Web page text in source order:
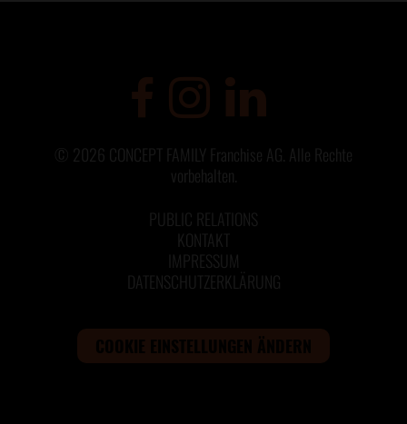
© 2026 CONCEPT FAMILY Franchise AG. Alle Rechte
vorbehalten.
PUBLIC RELATIONS
KONTAKT
IMPRESSUM
DATENSCHUTZERKLÄRUNG